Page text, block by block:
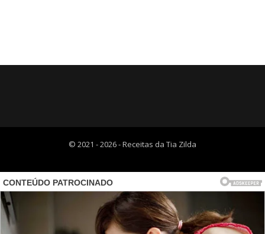
© 2021 - 2026 - Receitas da Tia Zilda